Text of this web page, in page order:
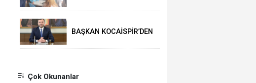
BAŞKAN KOCAİSPİR’DEN
MESAJI
Çok Okunanlar